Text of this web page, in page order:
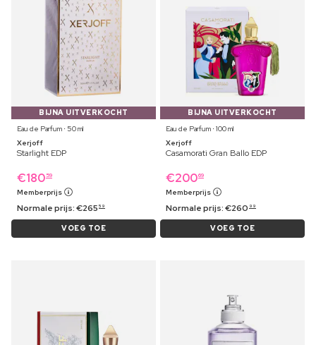
BIJNA UITVERKOCHT
Eau de Parfum ⋅ 50 ml
Xerjoff
Starlight EDP
€180 59
Memberprijs
Normale prijs:€265 59
VOEG TOE
BIJNA UITVERKOCHT
Eau de Parfum ⋅ 100 ml
Xerjoff
Casamorati Gran Ballo EDP
€20069
Memberprijs
Normale prijs:€260 99
VOEG TOE